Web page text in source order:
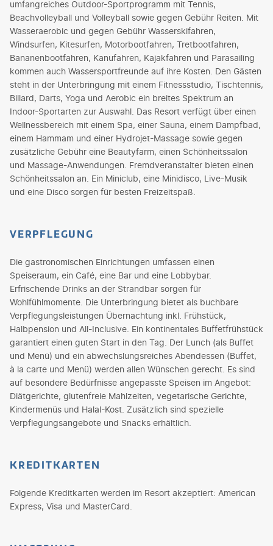
umfangreiches Outdoor-Sportprogramm mit Tennis,
Beachvolleyball und Volleyball sowie gegen Gebühr Reiten. Mit
Wasseraerobic und gegen Gebühr Wasserskifahren,
Windsurfen, Kitesurfen, Motorbootfahren, Tretbootfahren,
Bananenbootfahren, Kanufahren, Kajakfahren und Parasailing
kommen auch Wassersportfreunde auf ihre Kosten. Den Gästen
steht in der Unterbringung mit einem Fitnessstudio, Tischtennis,
Billard, Darts, Yoga und Aerobic ein breites Spektrum an
Indoor-Sportarten zur Auswahl. Das Resort verfügt über einen
Wellnessbereich mit einem Spa, einer Sauna, einem Dampfbad,
einem Hammam und einer Hydrojet-Massage sowie gegen
zusätzliche Gebühr eine Beautyfarm, einen Schönheitssalon
und Massage-Anwendungen. Fremdveranstalter bieten einen
Schönheitssalon an. Ein Miniclub, eine Minidisco, Live-Musik
und eine Disco sorgen für besten Freizeitspaß.
VERPFLEGUNG
Die gastronomischen Einrichtungen umfassen einen
Speiseraum, ein Café, eine Bar und eine Lobbybar.
Erfrischende Drinks an der Strandbar sorgen für
Wohlfühlmomente. Die Unterbringung bietet als buchbare
Verpflegungsleistungen Übernachtung inkl. Frühstück,
Halbpension und All-Inclusive. Ein kontinentales Buffetfrühstück
garantiert einen guten Start in den Tag. Der Lunch (als Buffet
und Menü) und ein abwechslungsreiches Abendessen (Buffet,
à la carte und Menü) werden allen Wünschen gerecht. Es sind
auf besondere Bedürfnisse angepasste Speisen im Angebot:
Diätgerichte, glutenfreie Mahlzeiten, vegetarische Gerichte,
Kindermenüs und Halal-Kost. Zusätzlich sind spezielle
Verpflegungsangebote und Snacks erhältlich.
KREDITKARTEN
Folgende Kreditkarten werden im Resort akzeptiert: American
Express, Visa und MasterCard.